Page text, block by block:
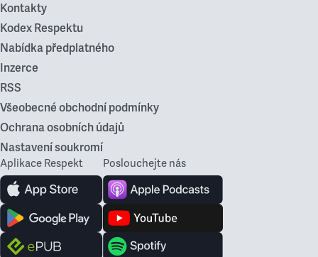
Kontakty
Kodex Respektu
Nabídka předplatného
Inzerce
RSS
Všeobecné obchodní podmínky
Ochrana osobních údajů
Nastavení soukromí
Aplikace Respekt Poslouchejte nás